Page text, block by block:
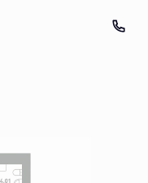
Цена по запросу